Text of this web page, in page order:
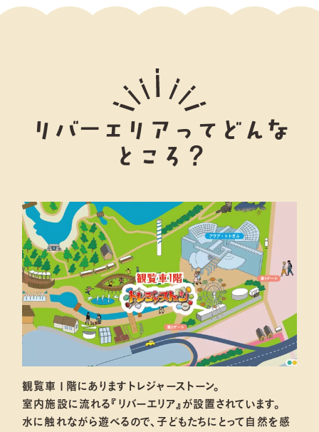
リバーエリアってどんな
ところ？
観覧車１階にありますトレジャーストーン。
室内施設に流れる『リバーエリア』が設置されています。
水に触れながら遊べるので、子どもたちにとって自然を感